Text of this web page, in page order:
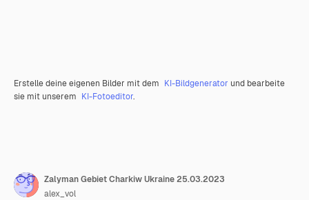
Erstelle deine eigenen Bilder mit dem KI-Bildgenerator und bearbeite
sie mit unserem KI-Fotoeditor.
Zalyman Gebiet Charkiw Ukraine 25.03.2023
alex_vol